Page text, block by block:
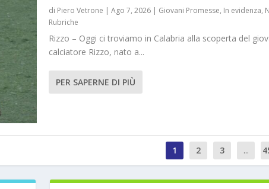
di Piero Vetrone | Ago 7, 2026| Giovani Promesse, In evidenza,
Rubriche
Rizzo – Oggi ci troviamo in Calabria alla scoperta del
calciatore Rizzo, nato a...
PER SAPERNE DI PIÙ
1 2 3 ...